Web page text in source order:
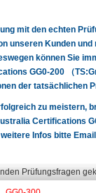
mit den echten
unseren Kunden
können Sie
GG0-200 （
der tatsächlichen
zu meistern,
Certifications
Infos bitte
Prüfungsfragen